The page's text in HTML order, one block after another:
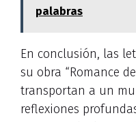
palabras
En conclusión, las
su obra “Romance
transportan a un
reflexiones